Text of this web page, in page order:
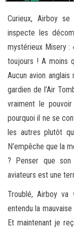
Curieux, Airboy
inspecte les
mystérieux Misery :
toujours ! A moins
Aucun avion
gardien de l’Air
vraiment le
pourquoi il ne se
les autres plutôt
N’empêche que la
? Penser que
aviateurs est une
Troublé, Airboy va
entendu la
Et maintenant je